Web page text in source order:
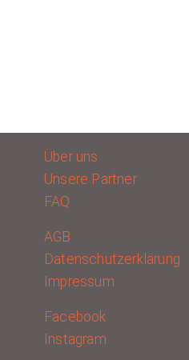
Über uns
Unsere Partner
FAQ
AGB
Datenschutzerklärung
Impressum
Facebook
Instagram